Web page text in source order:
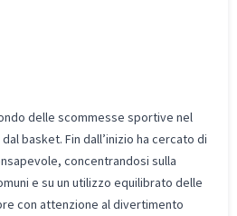
delle scommesse sportive nel
basket. Fin dall’inizio ha cercato di
concentrandosi sulla
e su un utilizzo equilibrato delle
con attenzione al divertimento